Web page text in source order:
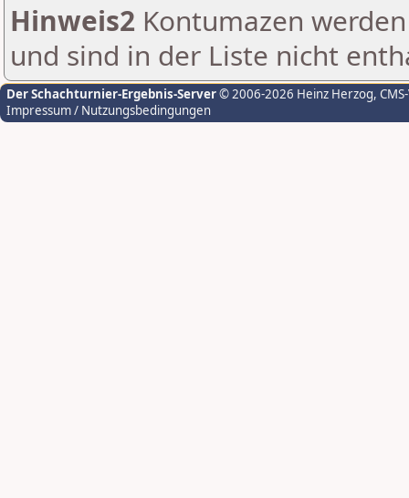
Hinweis2 Kontumazen
und sind in der Liste nicht
Der Schachturnier-Ergebnis-Server© 2006-2026 Heinz Herzog,
Impressum / Nutzungsbedingungen